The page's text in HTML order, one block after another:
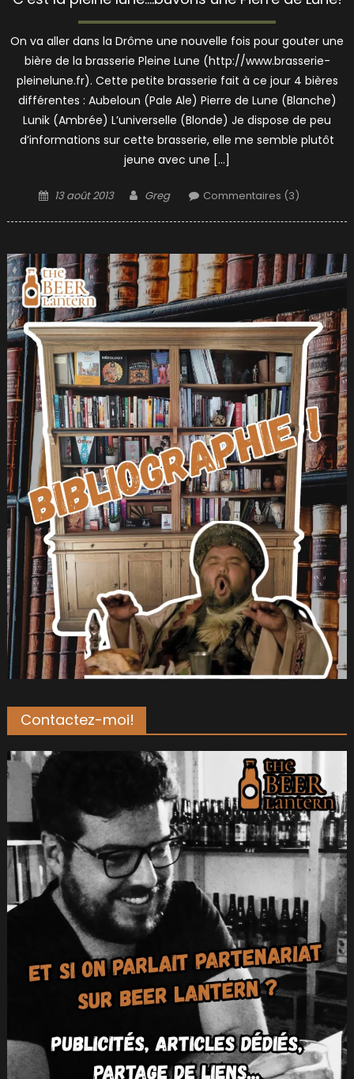
On va aller dans la Drôme une nouvelle fois pour gouter une
bière de la brasserie Pleine Lune (http://www.brasserie-
pleinelune.fr). Cette petite brasserie fait à ce jour 4 bières
différentes : Aubeloun (Pale Ale) Pierre de Lune (Blanche)
Lunik (Ambrée) L’universelle (Blonde) Je dispose de peu
d’informations sur cette brasserie, elle me semble plutôt
jeune avec une […]
Posted
13 août 2013 Author
Greg Commentaires (3)
Contactez-moi!